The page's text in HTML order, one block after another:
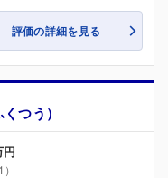
評価の詳細を見る
つう）
円